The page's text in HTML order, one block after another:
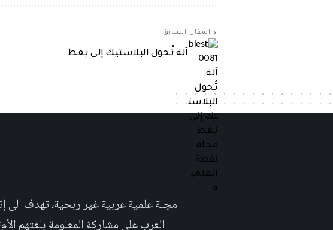
المقال السابق
آلـة تُـحول البلاستيك إلـى نِـفـط
العرب على مشاركة المعلومة بلغتهم الأم٬ حتى تأخد هذه اللغة دوراً اكبر على صعيد العلوم التجريبية والإجتماعية.